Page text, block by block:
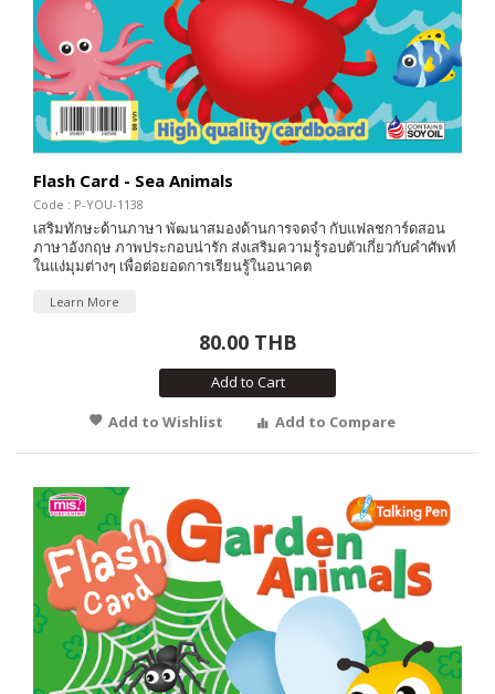
Flash Card - Sea Animals
Code : P-YOU-1138
เสริมทักษะด้านภาษา พัฒนาสมองด้านการจดจำ กับแฟลชการ์ดสอน
ภาษาอังกฤษ ภาพประกอบน่ารัก ส่งเสริมความรู้รอบตัวเกี่ยวกับคำศัพท์
ในแง่มุมต่างๆ เพื่อต่อยอดการเรียนรู้ในอนาคต
Learn More
80.00 THB
Add to Cart
Add to Wishlist
Add to Compare